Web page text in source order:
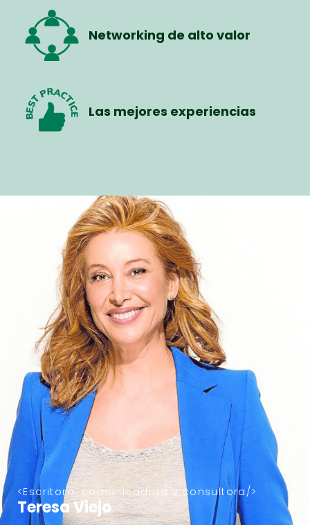
Networking de alto valor
Las mejores experiencias
Escritora. comunicadora y consultora
Teresa Viejo